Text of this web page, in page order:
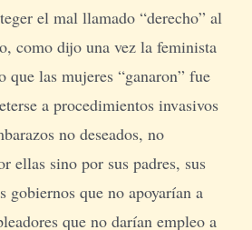
el mal llamado “derecho” al
como dijo una vez la feminista
que las mujeres “ganaron” fue
a procedimientos invasivos
no deseados, no
ellas sino por sus padres, sus
gobiernos que no apoyarían a
que no darían empleo a